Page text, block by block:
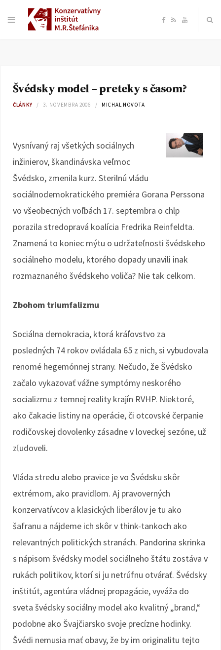
F
e
o
k
R Y
b
Švédsky model – preteky s časom?
ČLÁNKY 3. NOVEMBRA 2006 MICHAL NOVOTA
Vysnívaný raj všetkých sociálnych
inžinierov, škandinávska veľmoc
Švédsko, zmenila kurz. Sterilnú vládu
sociálnodemokratického premiéra Gorana Perssona
vo všeobecných voľbách 17. septembra o chlp
porazila stredopravá koalícia Fredrika Reinfeldta.
Znamená to koniec mýtu o udržateľnosti švédskeho
sociálneho modelu, ktorého dopady unavili inak
rozmaznaného švédskeho voliča? Nie tak celkom.
Zbohom triumfalizmu
Sociálna demokracia, ktorá kráľovstvo za
posledných 74 rokov ovládala 65 z nich, si vybudovala
renomé hegemónnej strany. Nečudo, že Švédsko
začalo vykazovať vážne symptómy neskorého
socializmu z temnej reality krajín RVHP. Niektoré,
ako čakacie listiny na operácie, či otcovské čerpanie
rodičovskej dovolenky zásadne v loveckej sezóne, už
zľudoveli.
Vláda stredu alebo pravice je vo Švédsku skôr
extrémom, ako pravidlom. Aj pravoverných
konzervatívcov a klasických liberálov je tu ako
šafranu a nájdeme ich skôr v think-tankoch ako
relevantných politických stranách. Pandorina skrinka
s nápisom švédsky model sociálneho štátu zostáva v
rukách politikov, ktorí si ju netrúfnu otvárať. Švédsky
inštitút, agentúra vládnej propagácie, vyváža do
sveta švédsky sociálny model ako kvalitný „brand,“
podobne ako Švajčiarsko svoje precízne hodinky.
Švédi nemusia mať obavy, že by im originalitu tejto